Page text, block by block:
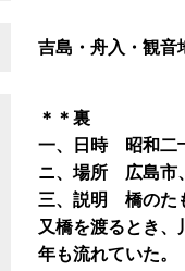
吉島・舟入・観音
＊＊裏
一、日時 昭和二
ニ、場所 広島市
三、説明 橋のた
又橋を渡るとき、
年も流れていた。